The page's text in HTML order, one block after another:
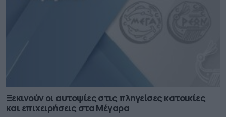
Ξεκινούν οι αυτοψίες στις πληγείσες κατοικίες
και επιχειρήσεις στα Μέγαρα